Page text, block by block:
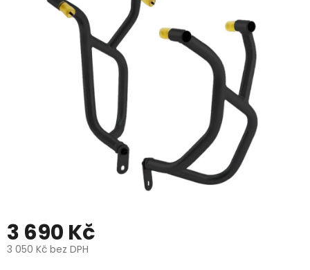
3 690 Kč
3 050 Kč bez DPH